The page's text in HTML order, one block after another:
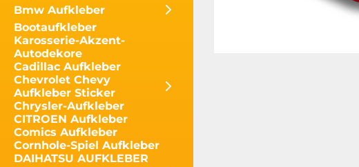
Bmw Aufkleber
Bootaufkleber
Karosserie-Akzent-
Autodekore
Cadillac Aufkleber
Chevrolet Chevy
Aufkleber Sticker
Chrysler-Aufkleber
CITROEN Aufkleber
Comics Aufkleber
Cornhole-Spiel Aufkleber
DAIHATSU AUFKLEBER